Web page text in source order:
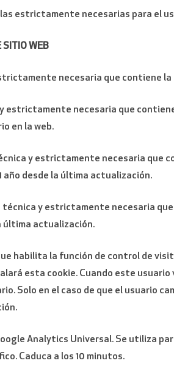
las estrictamente necesarias para el
SITIO WEB
necesaria que contiene
estrictamente necesaria que
en la web.
y estrictamente necesaria que
año desde la última actualización.
técnica y estrictamente necesaria
última actualización.
habilita la función de control de
esta cookie. Cuando este usuario
Solo en el caso de que el usuario
Analytics Universal. Se utiliza
Caduca a los 10 minutos.